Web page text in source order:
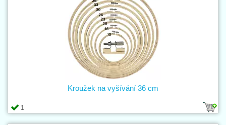
1
Kroužek na vyšívání 36 cm